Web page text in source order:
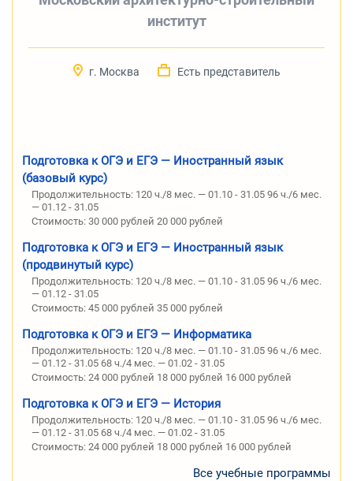
институт
г. Москва Есть представитель
Подготовка к ОГЭ и ЕГЭ — Иностранный язык
(базовый курс)
Продолжительность: 120 ч./8 мес. — 01.10 - 31.05 96 ч./6 мес.
— 01.12 - 31.05
Стоимость: 30 000 рублей 20 000 рублей
Подготовка к ОГЭ и ЕГЭ — Иностранный язык
(продвинутый курс)
Продолжительность: 120 ч./8 мес. — 01.10 - 31.05 96 ч./6 мес.
— 01.12 - 31.05
Стоимость: 45 000 рублей 35 000 рублей
Подготовка к ОГЭ и ЕГЭ — Информатика
Продолжительность: 120 ч./8 мес. — 01.10 - 31.05 96 ч./6 мес.
— 01.12 - 31.05 68 ч./4 мес. — 01.02 - 31.05
Стоимость: 24 000 рублей 18 000 рублей 16 000 рублей
Подготовка к ОГЭ и ЕГЭ — История
Продолжительность: 120 ч./8 мес. — 01.10 - 31.05 96 ч./6 мес.
— 01.12 - 31.05 68 ч./4 мес. — 01.02 - 31.05
Стоимость: 24 000 рублей 18 000 рублей 16 000 рублей
Все учебные программы